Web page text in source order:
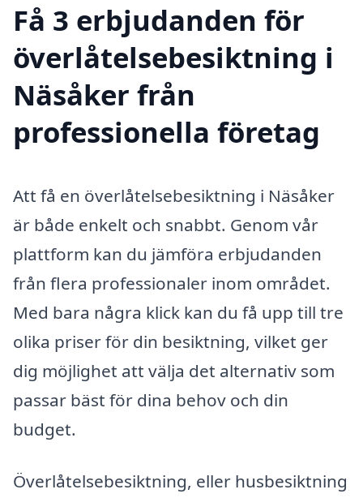
Få 3 erbjudanden för
överlåtelsebesiktning i
Näsåker från
professionella företag
Att få en överlåtelsebesiktning i Näsåker
är både enkelt och snabbt. Genom vår
plattform kan du jämföra erbjudanden
från flera professionaler inom området.
Med bara några klick kan du få upp till tre
olika priser för din besiktning, vilket ger
dig möjlighet att välja det alternativ som
passar bäst för dina behov och din
budget.
Överlåtelsebesiktning, eller husbesiktning